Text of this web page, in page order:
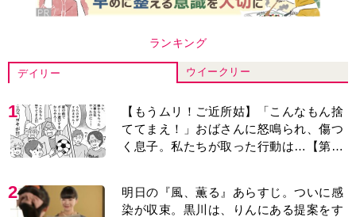
ランキング
デイリー ウイークリー
1
【もうムリ！ご近所姑】「こんなもん捨
ててまえ！」おばさんに怒鳴られ、傷つ
く息子。私たちが取った行動は…【第3
2
明日の『風、薫る』あらすじ。ついに感
染が収束。黒川は、りんにある提案をす